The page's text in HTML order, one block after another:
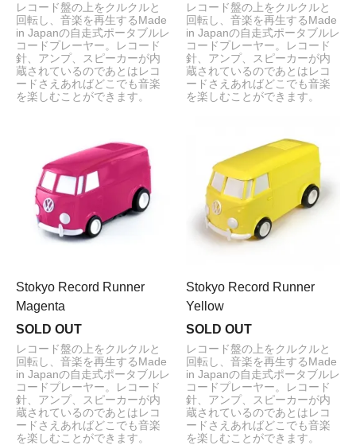
レコード盤の上をクルクルと
回転し、音楽を再生するMade
in Japanの自走式ポータブルレ
コードプレーヤー。レコード
針、アンプ、スピーカーが内
蔵されているのであとはレコ
ードさえあればどこでも音楽
を楽しむことができます。
レコード盤の上をクルクルと
回転し、音楽を再生するMade
in Japanの自走式ポータブルレ
コードプレーヤー。レコード
針、アンプ、スピーカーが内
蔵されているのであとはレコ
ードさえあればどこでも音楽
を楽しむことができます。
Stokyo Record Runner
Magenta
SOLD OUT
レコード盤の上をクルクルと
回転し、音楽を再生するMade
in Japanの自走式ポータブルレ
コードプレーヤー。レコード
針、アンプ、スピーカーが内
蔵されているのであとはレコ
ードさえあればどこでも音楽
を楽しむことができます。
Stokyo Record Runner
Yellow
SOLD OUT
レコード盤の上をクルクルと
回転し、音楽を再生するMade
in Japanの自走式ポータブルレ
コードプレーヤー。レコード
針、アンプ、スピーカーが内
蔵されているのであとはレコ
ードさえあればどこでも音楽
を楽しむことができます。